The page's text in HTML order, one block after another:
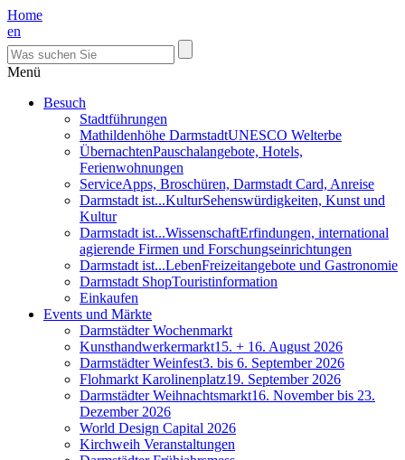
Home
en
Menü
Besuch
Stadtführungen
Mathildenhöhe DarmstadtUNESCO Welterbe
ÜbernachtenPauschalangebote, Hotels,
Ferienwohnungen
ServiceApps, Broschüren, Darmstadt Card, Anreise
Darmstadt ist...KulturSehenswürdigkeiten, Kunst und
Kultur
Darmstadt ist...WissenschaftErfindungen, international
agierende Firmen und Forschungseinrichtungen
Darmstadt ist...LebenFreizeitangebote und Gastronomie
Darmstadt ShopTouristinformation
Einkaufen
Events und Märkte
Darmstädter Wochenmarkt
Kunsthandwerkermarkt15. + 16. August 2026
Darmstädter Weinfest3. bis 6. September 2026
Flohmarkt Karolinenplatz19. September 2026
Darmstädter Weihnachtsmarkt16. November bis 23.
Dezember 2026
World Design Capital 2026
Kirchweih Veranstaltungen